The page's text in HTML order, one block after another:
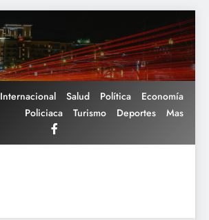
Internacional Salud Política
Economía
Policiaca
Turismo Deportes Mas